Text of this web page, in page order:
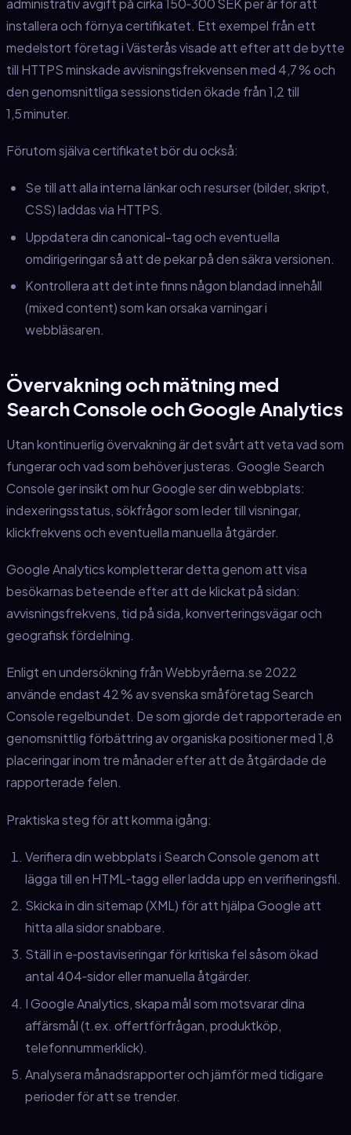
administrativ avgift på cirka 150‑300 SEK per år för att
installera och förnya certifikatet. Ett exempel från ett
medelstort företag i Västerås visade att efter att de bytte
till HTTPS minskade avvisningsfrekvensen med 4,7 % och
den genomsnittliga sessionstiden ökade från 1,2 till
1,5 minuter.
Förutom själva certifikatet bör du också:
Se till att alla interna länkar och resurser (bilder, skript,
CSS) laddas via HTTPS.
Uppdatera din canonical-tag och eventuella
omdirigeringar så att de pekar på den säkra versionen.
Kontrollera att det inte finns någon blandad innehåll
(mixed content) som kan orsaka varningar i
webbläsaren.
Övervakning och mätning med
Search Console och Google Analytics
Utan kontinuerlig övervakning är det svårt att veta vad som
fungerar och vad som behöver justeras. Google Search
Console ger insikt om hur Google ser din webbplats:
indexeringsstatus, sökfrågor som leder till visningar,
klickfrekvens och eventuella manuella åtgärder.
Google Analytics kompletterar detta genom att visa
besökarnas beteende efter att de klickat på sidan:
avvisningsfrekvens, tid på sida, konverteringsvägar och
geografisk fördelning.
Enligt en undersökning från Webbyråerna.se 2022
använde endast 42 % av svenska småföretag Search
Console regelbundet. De som gjorde det rapporterade en
genomsnittlig förbättring av organiska positioner med 1,8
placeringar inom tre månader efter att de åtgärdade de
rapporterade felen.
Praktiska steg för att komma igång:
Verifiera din webbplats i Search Console genom att
lägga till en HTML‑tagg eller ladda upp en verifieringsfil.
Skicka in din sitemap (XML) för att hjälpa Google att
hitta alla sidor snabbare.
Ställ in e‑postaviseringar för kritiska fel såsom ökad
antal 404‑sidor eller manuella åtgärder.
I Google Analytics, skapa mål som motsvarar dina
affärsmål (t.ex. offertförfrågan, produktköp,
telefonnummerklick).
Analysera månadsrapporter och jämför med tidigare
perioder för att se trender.